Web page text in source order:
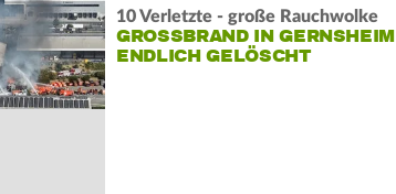
10 Verletzte - große Rauchwolke
GROSSBRAND IN GERNSHEIM E
NDLICH GELÖSCHT